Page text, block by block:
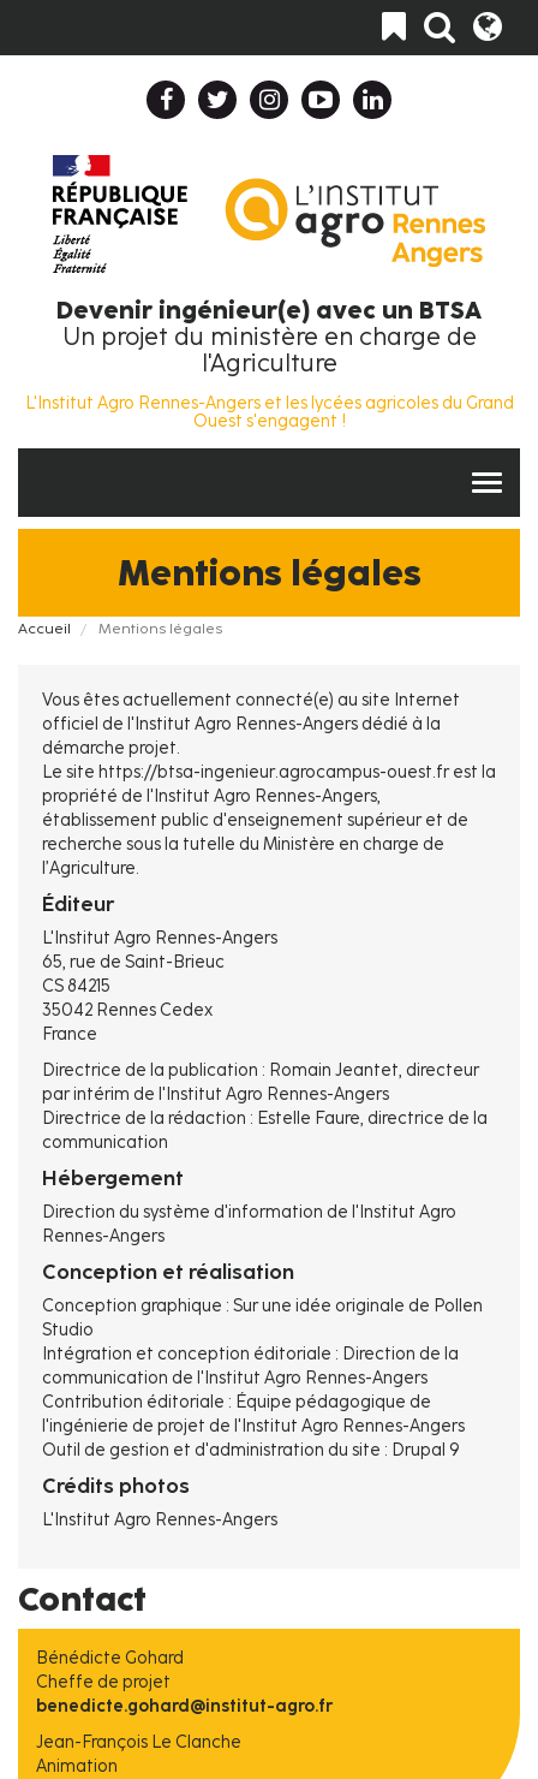
contenu
Toggle
navigation
Top
Navigation
Collapse
Devenir ingénieur(e) avec un BTSA
Un projet du ministère en charge de
l'Agriculture
L'Institut Agro Rennes-Angers et les lycées agricoles du Grand
Ouest s'engagent !
Mentions légales
FilAccueil Mentions légales
Vous êtes actuellement connecté(e) au site Internet
officiel de l'Institut Agro Rennes-Angers dédié à la
démarche projet.
Le site https://btsa-ingenieur.agrocampus-ouest.fr est la
propriété de l'Institut Agro Rennes-Angers,
établissement public d'enseignement supérieur et de
recherche sous la tutelle du Ministère en charge de
l’Agriculture.
Éditeur
L'Institut Agro Rennes-Angers
65, rue de Saint-Brieuc
CS 84215
35042 Rennes Cedex
France
Directrice de la publication : Romain Jeantet, directeur
par intérim de l'Institut Agro Rennes-Angers
Directrice de la rédaction : Estelle Faure, directrice de la
communication
Hébergement
Direction du système d'information de l'Institut Agro
Rennes-Angers
Conception et réalisation
Conception graphique : Sur une idée originale de Pollen
Studio
Intégration et conception éditoriale : Direction de la
communication de l'Institut Agro Rennes-Angers
Contribution éditoriale : Équipe pédagogique de
l'ingénierie de projet de l'Institut Agro Rennes-Angers
Outil de gestion et d'administration du site : Drupal 9
Crédits photos
L'Institut Agro Rennes-Angers
Contact
Bénédicte Gohard
Cheffe de projet
benedicte.gohard@institut-agro.fr
Jean-François Le Clanche
Animation